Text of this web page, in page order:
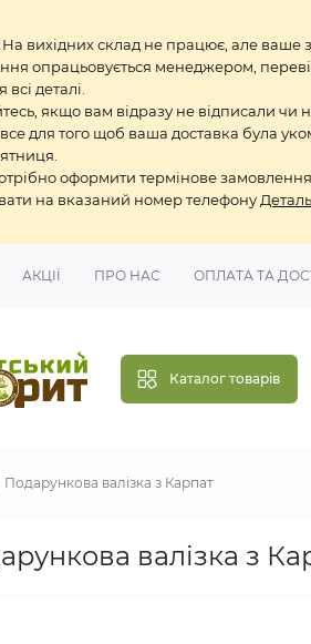
На вихідних склад не працює, але ваше
опрацьовується менеджером,
деталі.
якщо вам відразу не відписали чи
для того щоб ваша доставка була
оформити термінове
на вказаний номер телефону
АКЦІЇ ПРО НАС ОПЛАТА ТА
Каталог товарів
Подарункова валізка з Карпат
валізка з